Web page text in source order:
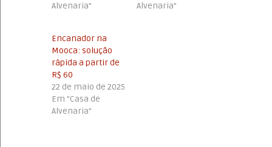
Alvenaria"
Alvenaria"
Encanador na
Mooca: solução
rápida a partir de
R$ 60
22 de maio de 2025
Em "Casa de
Alvenaria"